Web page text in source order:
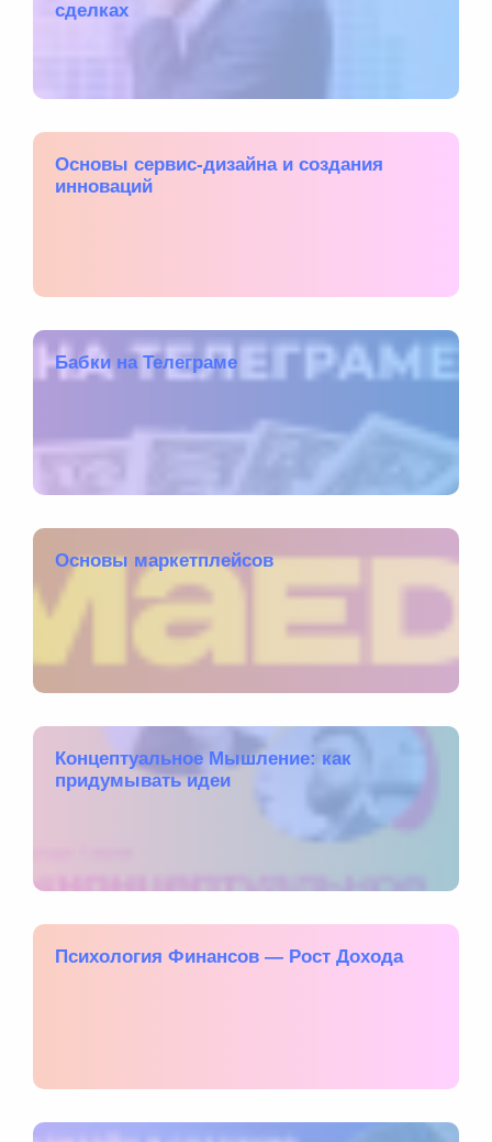
сделках
Основы сервис-дизайна и создания
инноваций
Бабки на Телеграме
Основы маркетплейсов
Концептуальное Мышление: как
придумывать идеи
Психология Финансов — Рост Дохода